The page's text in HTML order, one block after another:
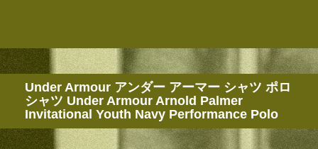
Under Armour アンダー アーマー シャツ ポロ
シャツ Under Armour Arnold Palmer
Invitational Youth Navy Performance Polo